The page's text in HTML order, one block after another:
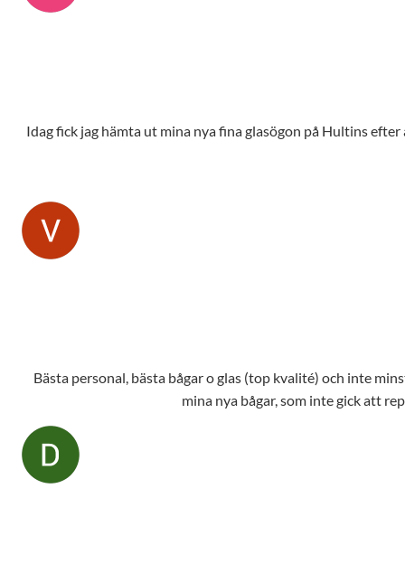
Idag fick jag hämta ut mina nya fina glasögon på Hultins
Bästa personal, bästa bågar o glas (top kvalité) och inte
mina nya bågar, som inte gick att